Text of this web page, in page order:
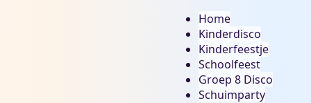
Home
Kinderdisco
Kinderfeestje
Schoolfeest
Groep 8 Disco
Schuimparty